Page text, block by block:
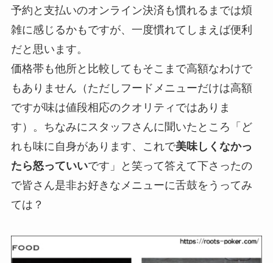
予約と支払いのオンライン決済も慣れるまでは煩
雑に感じるかもですが、一度慣れてしまえば便利
だと思います。
価格帯も他所と比較してもそこまで高額なわけで
もありません（ただしフードメニューだけは高額
ですが味は値段相応のクオリティではありま
す）。ちなみにスタッフさんに聞いたところ「ど
れも味に自身があります、これで美味しくなかっ
たら怒っていいです」と笑って答えて下さったの
で皆さん是非お好きなメニューに舌鼓をうってみ
ては？